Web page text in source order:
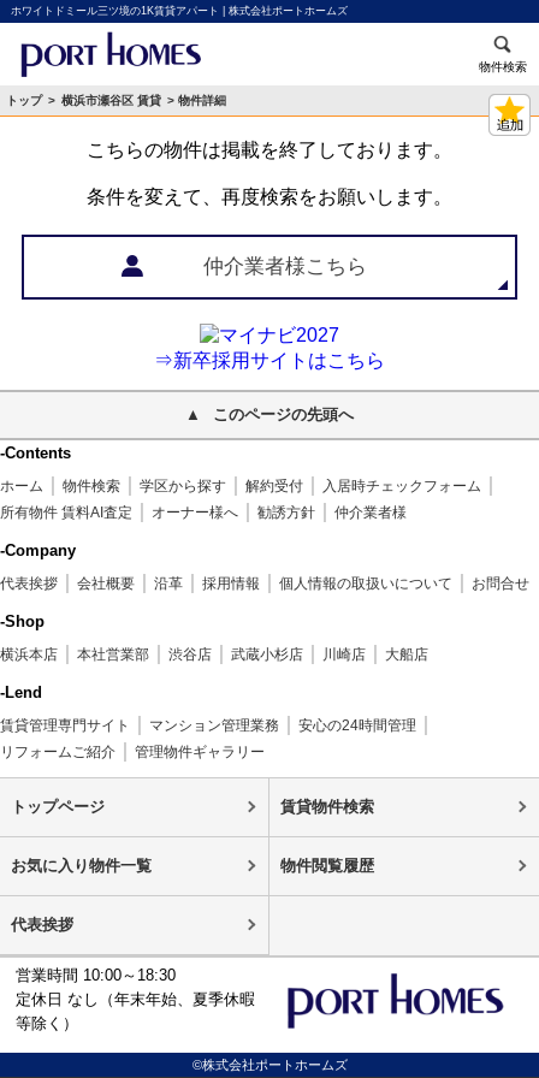
ホワイトドミール三ツ境の1K賃貸アパート | 株式会社ポートホームズ
物件検索
トップ > 横浜市瀬谷区 賃貸 > 物件詳細
こちらの物件は掲載を終了しております。
条件を変えて、再度検索をお願いします。
仲介業者様こちら
⇒新卒採用サイトはこちら
このページの先頭へ
-Contents
ホーム 物件検索 学区から探す 解約受付
入居時チェックフォーム
所有物件 賃料AI査定
オーナー様へ 勧誘方針 仲介業者様
-Company
代表挨拶 会社概要 沿革 採用情報 個人情報の取扱いについて お問合せ
-Shop
横浜本店 本社営業部 渋谷店 武蔵小杉店 川崎店 大船店
-Lend
賃貸管理専門サイト マンション管理業務
安心の24時間管理
リフォームご紹介
管理物件ギャラリー
トップページ 賃貸物件検索
お気に入り物件一覧 物件閲覧履歴
代表挨拶
営業時間 10:00～18:30
定休日 なし（年末年始、夏季休暇
等除く）
©株式会社ポートホームズ